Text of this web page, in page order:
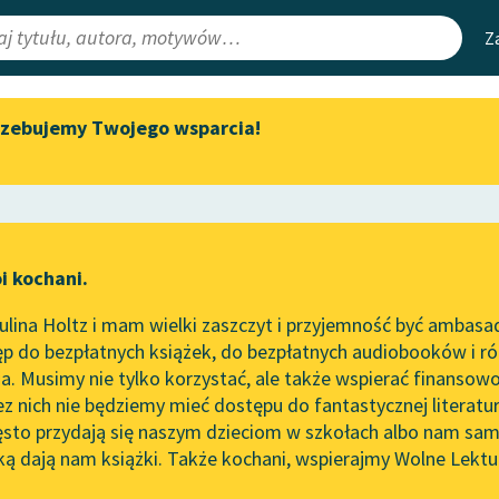
Lektury
redakcyjne
Aktualności
„Prokurator Alicja Horn” do
literatury skandynawskiej
Spotkanie z Katarzyną Tunkiel
w Oslo
102. lata temu zmarł Joseph
Conrad
Mapa
Leśmianator
API
OAI-PMH
Widget
Twojego wsparcia!
kochani.
Holtz i mam wielki zaszczyt i przyjemność być
do bezpłatnych książek, do bezpłatnych audiobooków i
Musimy nie tylko korzystać, ale także wspierać
nich nie będziemy mieć dostępu do fantastycznej
przydają się naszym dzieciom w szkołach albo nam
dają nam książki. Także kochani, wspierajmy Wolne